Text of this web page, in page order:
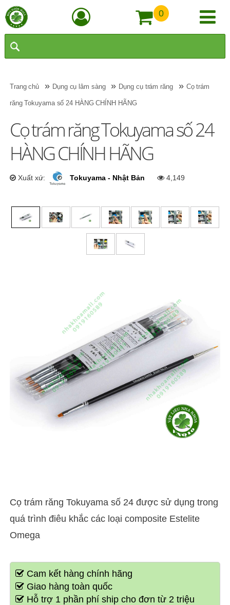
0
Trang chủ » Dụng cụ lâm sàng » Dụng cụ trám răng » Cọ trám
răng Tokuyama số 24 HÀNG CHÍNH HÃNG
Cọ trám răng Tokuyama số 24
HÀNG CHÍNH HÃNG
Xuất xứ: Tokuyama - Nhật Bản 4,149
Cọ trám răng Tokuyama số 24 được sử dụng trong
quá trình điêu khắc các loại composite Estelite
Omega
Cam kết hàng chính hãng
Giao hàng toàn quốc
Hỗ trợ 1 phần phí ship cho đơn từ 2 triệu